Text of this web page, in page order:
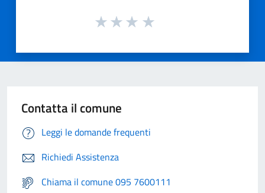
Contatta il comune
Leggi le domande frequenti
Richiedi Assistenza
Chiama il comune 095 7600111